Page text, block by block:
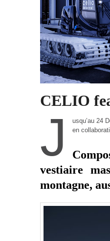
CELIO
J usqu’au 24
en
vestiaire
montagne,